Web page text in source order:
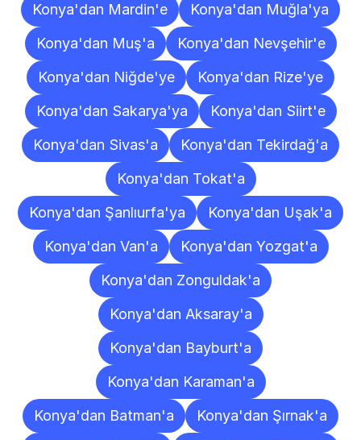
Konya'dan Mardin'e
Konya'dan Muğla'ya
Konya'dan Muş'a
Konya'dan Nevşehir'e
Konya'dan Niğde'ye
Konya'dan Rize'ye
Konya'dan Sakarya'ya
Konya'dan Siirt'e
Konya'dan Sivas'a
Konya'dan Tekirdağ'a
Konya'dan Tokat'a
Konya'dan Şanlıurfa'ya
Konya'dan Uşak'a
Konya'dan Van'a
Konya'dan Yozgat'a
Konya'dan Zonguldak'a
Konya'dan Aksaray'a
Konya'dan Bayburt'a
Konya'dan Karaman'a
Konya'dan Batman'a
Konya'dan Şırnak'a